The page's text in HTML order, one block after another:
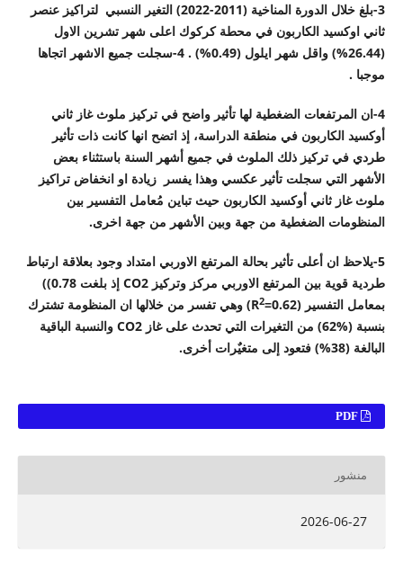
3-بلغ خلال الدورة المناخية (2011-2022) التغير النسبي لتراكيز عنصر
ثاني اوكسيد الكاربون في محطة كركوك اعلى شهر تشرين الاول
(
26.44% ) واقل شهر ايلول (0.49%
) . 4-سجلت جميع الاشهر اتجاها
موجبا .
4-ان المرتفعات الضغطية لها تأثير واضح في تركيز ملوث غاز ثاني
أوكسيد الكاربون في منطقة الدراسة، إذ اتضح انها كانت ذات تأثير
طردي في تركيز ذلك الملوث في جميع أشهر السنة باستثناء بعض
الأشهر التي سجلت تأثير عكسي وهذا يفسر زيادة او انخفاض تراكيز
ملوث غاز ثاني أوكسيد الكاربون حيث تباين مُعامل التفسير بين
المنظومات الضغطية من جهة وبين الأشهر من جهة اخرى.
5- يلاحظ ان أعلى تأثير بحالة المرتفع الاوربي امتداد وجود بعلاقة ارتباط
طردية قوية بين المرتفع الاوربي مركز وتركيز CO2إذ بلغت 0.78)
)
بمعامل التفسير (
R2=0.62
) وهي تفسر من خلالها ان المنظومة تشترك
بنسبة (%62 ) من التغيرات التي تحدث على غاز CO2والنسبة الباقية
البالغة (38%) فتعود إلى متغيٌرات أخرى.
PDF
منشور
2026-06-27